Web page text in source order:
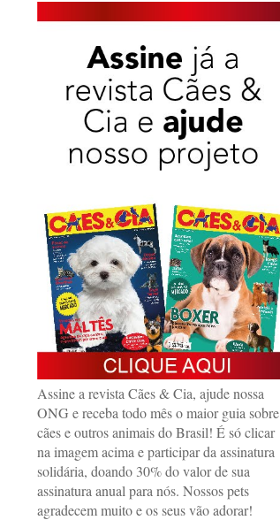
Assine a revista Cães & Cia, ajude nossa
ONG e receba todo mês o maior guia sobre
cães e outros animais do Brasil! É só clicar
na imagem acima e participar da assinatura
solidária, doando 30% do valor de sua
assinatura anual para nós. Nossos pets
agradecem muito e os seus vão adorar!